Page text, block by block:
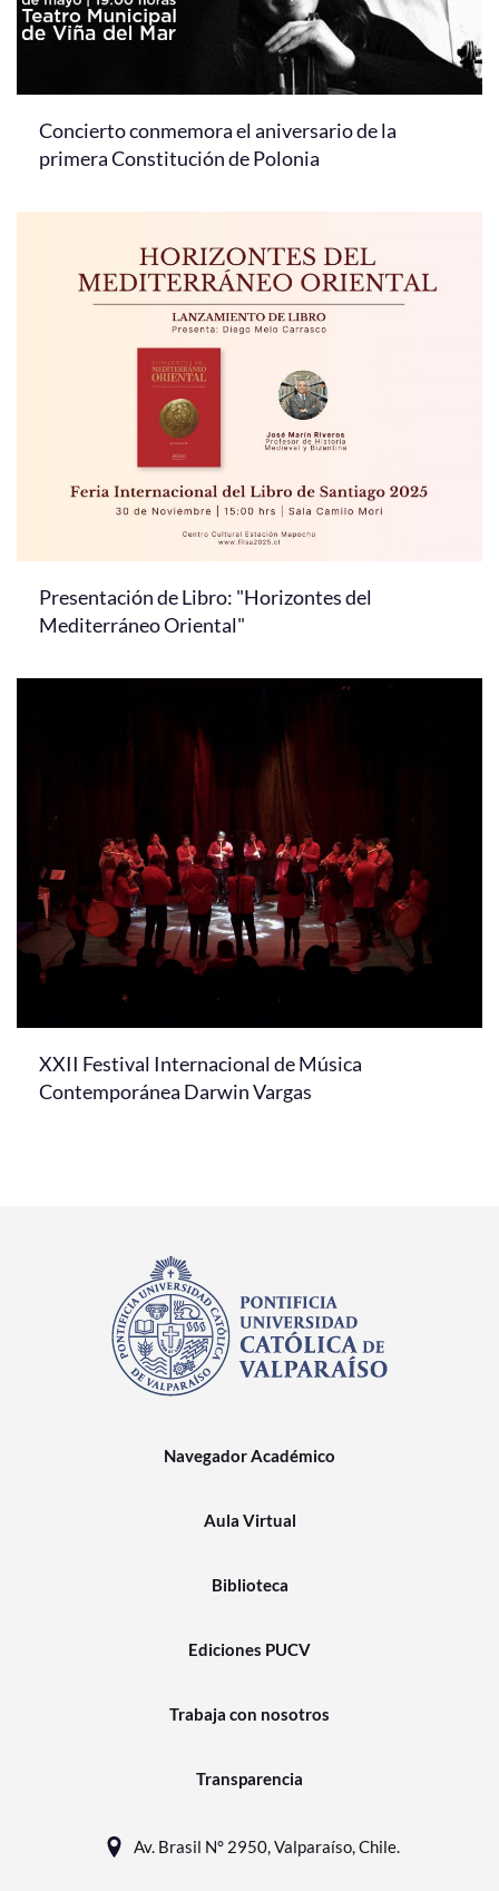
Concierto conmemora el aniversario de la
primera Constitución de Polonia
Presentación de Libro: "Horizontes del
Mediterráneo Oriental"
XXII Festival Internacional de Música
Contemporánea Darwin Vargas
Navegador Académico
Aula Virtual
Biblioteca
Ediciones PUCV
Trabaja con nosotros
Transparencia
Av. Brasil N° 2950, Valparaíso, Chile.